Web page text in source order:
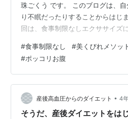
珠ごくう です。 このブログは、
り不眠だったりすることからはじ
回は、食事制限なしエクササイズ
2022年ベストセラー美容本の検証
中居正広の金スマ 5日でウエスト-
#食事制限なし #美くびれメソッ
#ポッコリお腹
産後高血圧からのダイエット • 4
そうだ、産後ダイエットをは